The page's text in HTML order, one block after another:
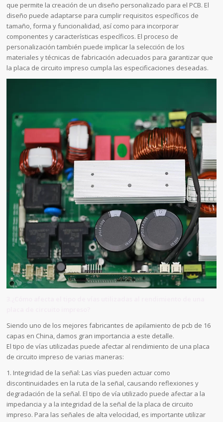
que permite la creación de un diseño personalizado para el PCB. El
diseño puede adaptarse para cumplir requisitos específicos de
tamaño, forma y funcionalidad, así como para incorporar
componentes y características específicos. El proceso de
personalización también puede implicar la selección de los
materiales y técnicas de fabricación adecuados para garantizar que
la placa de circuito impreso cumpla las especificaciones deseadas.
Siendo uno de los mejores fabricantes de apilamiento de pcb de 16
capas en China, damos gran importancia a este detalle.
El tipo de vías utilizadas puede afectar al rendimiento de una placa
de circuito impreso de varias maneras:
1. Integridad de la señal: Las vías pueden actuar como
discontinuidades en la ruta de la señal, causando reflexiones y
degradación de la señal. El tipo de vía utilizado puede afectar a la
impedancia y a la integridad de la señal de la placa de circuito
impreso. Para las señales de alta velocidad, es importante utilizar